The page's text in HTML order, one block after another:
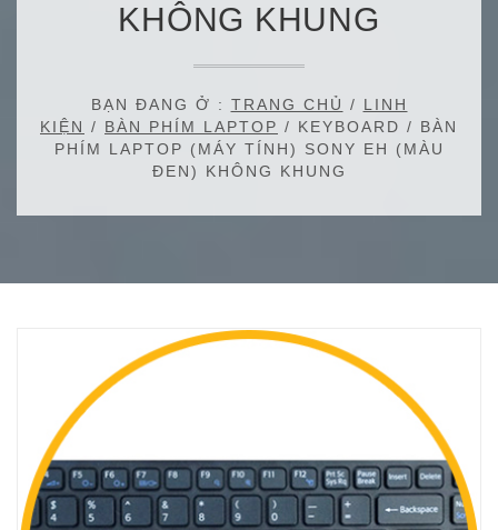
KHÔNG KHUNG
BẠN ĐANG Ở : TRANG CHỦ / LINH
KIỆN / BÀN PHÍM LAPTOP / KEYBOARD / BÀN
PHÍM LAPTOP (MÁY TÍNH) SONY EH (MÀU
ĐEN) KHÔNG KHUNG